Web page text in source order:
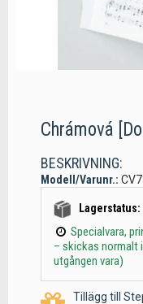
Chrámová
BESKRIVNING:
Modell/Varunr.:
Lagerstatus:
Specialvara,
– skickas normalt
utgången vara)
Tillägg till